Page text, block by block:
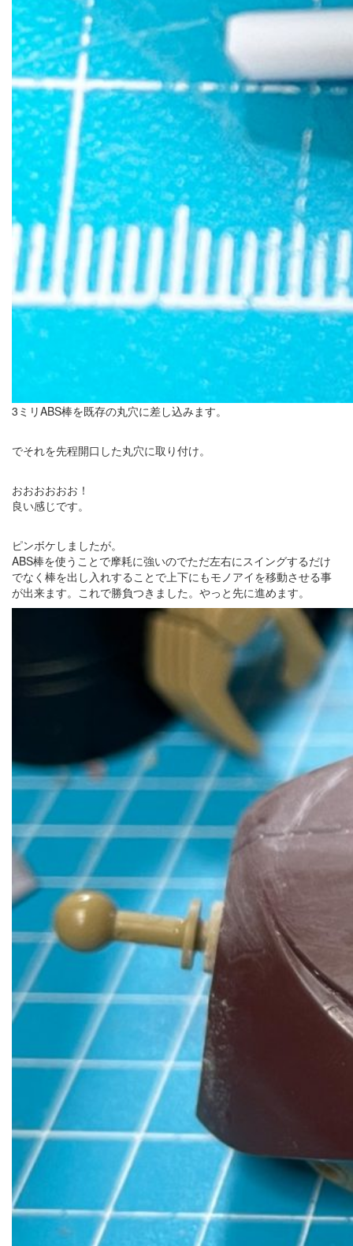
3ミリABS棒を既存の丸穴に差し込みます。
でそれを先程開口した丸穴に取り付け。
おおおおおお！
良い感じです。
ピンボケしましたが。
ABS棒を使うことで摩耗に強いのでただ左右にスイングするだけ
でなく棒を出し入れすることで上下にもモノアイを移動させる事
が出来ます。これで勝負つきました。やっと先に進めます。